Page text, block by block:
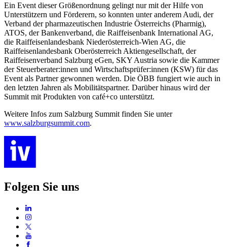
Ein Event dieser Größenordnung gelingt nur mit der Hilfe von
Unterstützern und Förderern, so konnten unter anderem Audi, der
Verband der pharmazeutischen Industrie Österreichs (Pharmig),
ATOS, der Bankenverband, die Raiffeisenbank International AG,
die Raiffeisenlandesbank Niederösterreich-Wien AG, die
Raiffeisenlandesbank Oberösterreich Aktiengesellschaft, der
Raiffeisenverband Salzburg eGen, SKY Austria sowie die Kammer
der Steuerberater:innen und Wirtschaftsprüfer:innen (KSW) für das
Event als Partner gewonnen werden. Die ÖBB fungiert wie auch in
den letzten Jahren als Mobilitätspartner. Darüber hinaus wird der
Summit mit Produkten von café+co unterstützt.
Weitere Infos zum Salzburg Summit finden Sie unter
www.salzburgsummit.com.
Folgen Sie uns